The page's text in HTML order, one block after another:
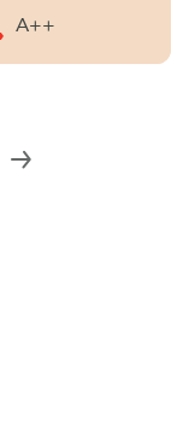
A++